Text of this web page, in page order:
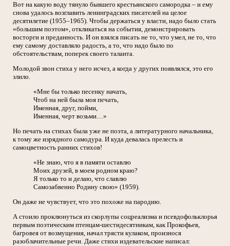
Вот на какую воду тянуло бывшего крестьянского самородка – и ему
снова удалось возглавить ленинградских писателей на целое
десятилетие (1955–1965). Чтобы держаться у власти, надо было стать
«большим поэтом», откликаться на события, демонстрировать
восторги и преданность. И он взялся писать не то, что умел, не то, что
ему самому доставляло радость, а то, что надо было по
обстоятельствам, поперек своего таланта.
Молодой звон стиха у него исчез, а когда у других появлялся, это его
злило.
«Мне бы только песенку начать,
Чтоб на ней была моя печать,
Именная, друг, пойми,
Именная, черт возьми…»
Но печать на стихах была уже не поэта, а литературного начальника,
к тому же изрядного самодура. И куда девалась прелесть и
самоцветность ранних стихов!
«Не знаю, что я в памяти оставлю
Моих друзей, в моем родном краю?
Я только то и делаю, что славлю
Самозабвенно Родину свою» (1959).
Он даже не чувствует, что это похоже на пародию.
А стоило проклюнуться из скорлупы соцреализма и псевдофольклорья
первым поэтическим птенцам-шестидесятникам, как Прокофьев,
багровея от возмущения, начал трясти кулаком, произнося
разоблачительные речи. Даже стихи издевательские написал: